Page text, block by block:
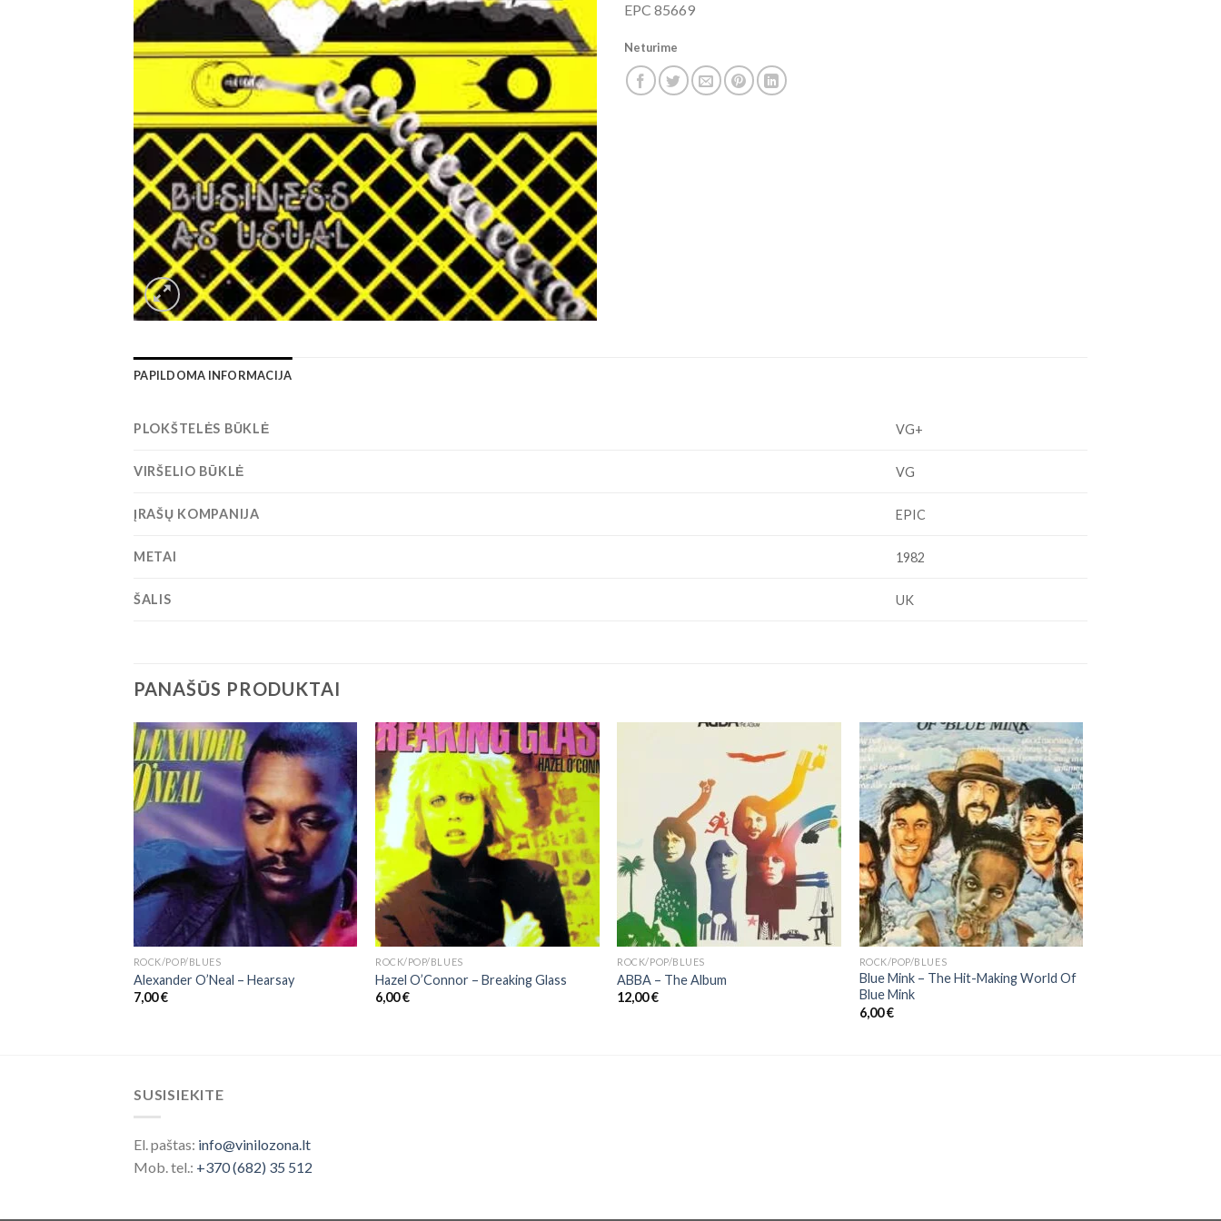
EPC 85669
Neturime
PAPILDOMA INFORMACIJA
PLOKŠTELĖS BŪKLĖ VG+
VIRŠELIO BŪKLĖ VG
ĮRAŠŲ KOMPANIJA EPIC
METAI 1982
ŠALIS UK
PANAŠŪS PRODUKTAI
ROCK/POP/BLUES
Alexander O’Neal – Hearsay
7,00€
ROCK/POP/BLUES
Hazel O’Connor – Breaking Glass
6,00€
ROCK/POP/BLUES
ABBA ‎– The Album
12,00€
ROCK/POP/BLUES
Blue Mink – The Hit-Making World Of
Blue Mink
6,00€
SUSISIEKITE
El. paštas: info@vinilozona.lt
Mob. tel.: +370 (682) 35 512